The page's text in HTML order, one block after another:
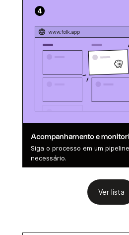
Acompanhamento e
Siga o processo em um
necessário.
Ver lista